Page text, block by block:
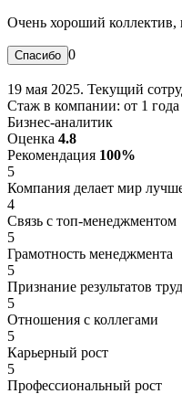
Очень хороший коллектив,
0
19 мая 2025. Текущий
Стаж в компании: от 1 года
Бизнес-аналитик
Оценка 4.8
Рекомендация 100%
5
Компания делает мир
4
Связь с топ-менеджментом
5
Грамотность менеджмента
5
Признание результатов
5
Отношения с коллегами
5
Карьерный рост
5
Профессиональный рост